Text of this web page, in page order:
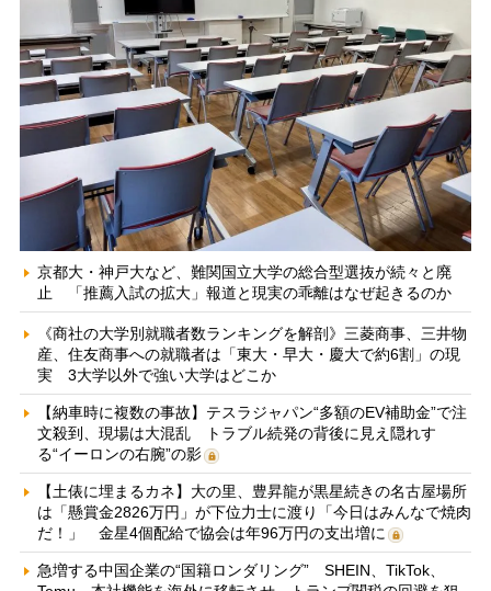
京都大・神戸大など、難関国立大学の総合型選抜が続々と廃
止 「推薦入試の拡大」報道と現実の乖離はなぜ起きるのか
《商社の大学別就職者数ランキングを解剖》三菱商事、三井物
産、住友商事への就職者は「東大・早大・慶大で約6割」の現
実 3大学以外で強い大学はどこか
【納車時に複数の事故】テスラジャパン“多額のEV補助金”で注
文殺到、現場は大混乱 トラブル続発の背後に見え隠れす
る“イーロンの右腕”の影
【土俵に埋まるカネ】大の里、豊昇龍が黒星続きの名古屋場所
は「懸賞金2826万円」が下位力士に渡り「今日はみんなで焼肉
だ！」 金星4個配給で協会は年96万円の支出増に
急増する中国企業の“国籍ロンダリング” SHEIN、TikTok、